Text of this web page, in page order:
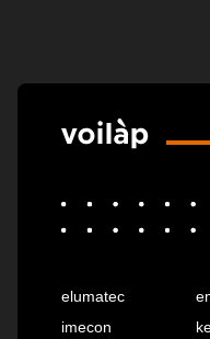
elumatec
imecon